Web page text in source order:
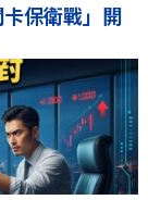
保衛戰」開